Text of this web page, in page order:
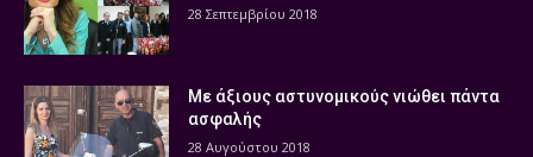
28 Σεπτεμβρίου 2018
Με άξιους αστυνομικούς νιώθει πάντα
ασφαλής
28 Αυγούστου 2018